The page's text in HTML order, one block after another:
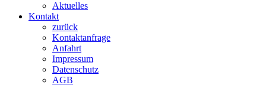
Aktuelles
Kontakt
zurück
Kontaktanfrage
Anfahrt
Impressum
Datenschutz
AGB